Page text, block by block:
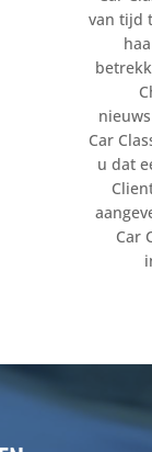
van tijd
Car
u dat
Car